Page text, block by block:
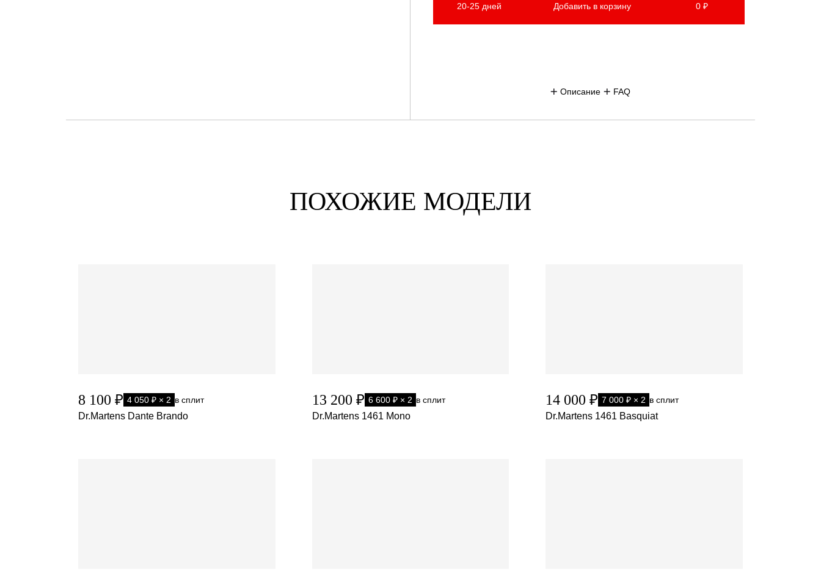
20-25 дней Добавить в корзину 0 ₽
Описание FAQ
ПОХОЖИЕ МОДЕЛИ
8 100 ₽ 4 050 ₽ × 2 в сплит
Dr.Martens Dante Brando
13 200 ₽ 6 600 ₽ × 2 в сплит
Dr.Martens 1461 Mono
14 000 ₽ 7 000 ₽ × 2 в сплит
Dr.Martens 1461 Basquiat